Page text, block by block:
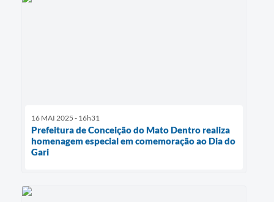
16 MAI 2025 - 16h31
Prefeitura de Conceição do Mato Dentro realiza
homenagem especial em comemoração ao Dia do
Gari